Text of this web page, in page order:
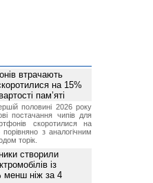
втрачають
на 15%
пам’яті
половині 2026 року
постачання чипів для
скоротилися на
порівняно з аналогічним
торік.
створили
із
менш ніж за 4